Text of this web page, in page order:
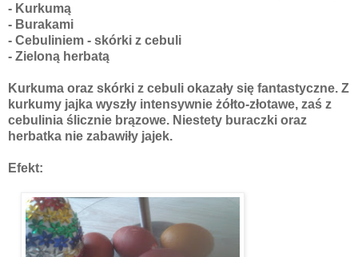
- Kurkumą
- Burakami
- Cebuliniem - skórki z cebuli
- Zieloną herbatą
Kurkuma oraz skórki z cebuli okazały się fantastyczne. Z
kurkumy jajka wyszły intensywnie żółto-złotawe, zaś z
cebulinia ślicznie brązowe. Niestety buraczki oraz
herbatka nie zabawiły jajek.
Efekt: